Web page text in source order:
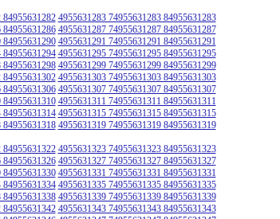
84955631282 4955631283 74955631283 84955631283
84955631286 4955631287 74955631287 84955631287
84955631290 4955631291 74955631291 84955631291
84955631294 4955631295 74955631295 84955631295
84955631298 4955631299 74955631299 84955631299
84955631302 4955631303 74955631303 84955631303
84955631306 4955631307 74955631307 84955631307
84955631310 4955631311 74955631311 84955631311
84955631314 4955631315 74955631315 84955631315
84955631318 4955631319 74955631319 84955631319
84955631322 4955631323 74955631323 84955631323
84955631326 4955631327 74955631327 84955631327
84955631330 4955631331 74955631331 84955631331
84955631334 4955631335 74955631335 84955631335
84955631338 4955631339 74955631339 84955631339
84955631342 4955631343 74955631343 84955631343